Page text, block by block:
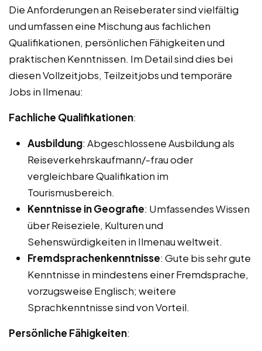
Die Anforderungen an Reiseberater sind vielfältig
und umfassen eine Mischung aus fachlichen
Qualifikationen, persönlichen Fähigkeiten und
praktischen Kenntnissen. Im Detail sind dies bei
diesen Vollzeitjobs, Teilzeitjobs und temporäre
Jobs in Ilmenau:
Fachliche Qualifikationen:
Ausbildung: Abgeschlossene Ausbildung als
Reiseverkehrskaufmann/-frau oder
vergleichbare Qualifikation im
Tourismusbereich.
Kenntnisse in Geografie: Umfassendes Wissen
über Reiseziele, Kulturen und
Sehenswürdigkeiten in Ilmenau weltweit.
Fremdsprachenkenntnisse: Gute bis sehr gute
Kenntnisse in mindestens einer Fremdsprache,
vorzugsweise Englisch; weitere
Sprachkenntnisse sind von Vorteil.
Persönliche Fähigkeiten: